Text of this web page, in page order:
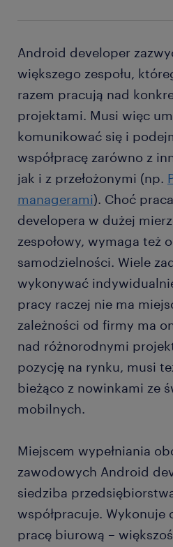
podejmowanie
developerami i
projektowego.
Praca jako Android
kompleksowych
Android developer
większego zespołu,
razem pracują nad
projektami. Musi więc
komunikować się i
współpracę zarówno z
jak i z przełożonymi (np.
managerami). Choć
developera w dużej
zespołowy, wymaga też
samodzielności. Wiele
wykonywać
pracy raczej nie ma
zależności od firmy ma
nad różnorodnymi
pozycję na rynku, musi
bieżąco z nowinkami ze
mobilnych.
Miejscem wypełniania
zawodowych Android
siedziba
współpracuje.
pracę biurową –